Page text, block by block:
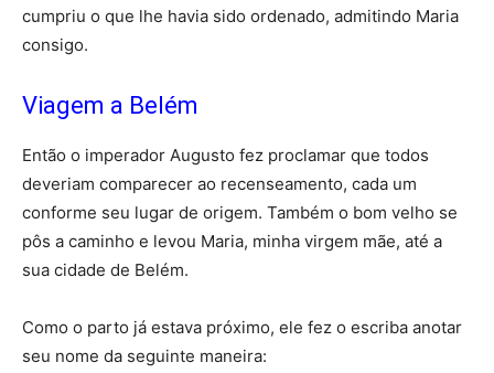
cumpriu o que lhe havia sido ordenado, admitindo Maria
consigo.
Viagem a Belém
Então o imperador Augusto fez proclamar que todos
deveriam comparecer ao recenseamento, cada um
conforme seu lugar de origem. Também o bom velho se
pôs a caminho e levou Maria, minha virgem mãe, até a
sua cidade de Belém.
Como o parto já estava próximo, ele fez o escriba anotar
seu nome da seguinte maneira: